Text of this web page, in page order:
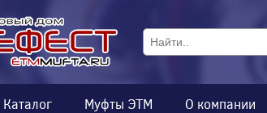
Каталог Муфты ЭТМ О компании